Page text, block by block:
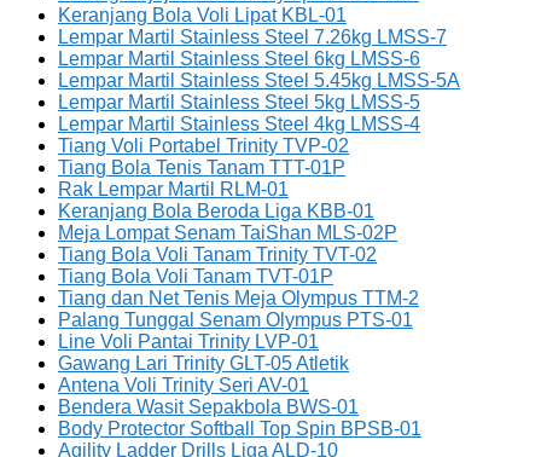
Keranjang Bola Voli Lipat KBL-01
Lempar Martil Stainless Steel 7.26kg LMSS-7
Lempar Martil Stainless Steel 6kg LMSS-6
Lempar Martil Stainless Steel 5.45kg LMSS-5A
Lempar Martil Stainless Steel 5kg LMSS-5
Lempar Martil Stainless Steel 4kg LMSS-4
Tiang Voli Portabel Trinity TVP-02
Tiang Bola Tenis Tanam TTT-01P
Rak Lempar Martil RLM-01
Keranjang Bola Beroda Liga KBB-01
Meja Lompat Senam TaiShan MLS-02P
Tiang Bola Voli Tanam Trinity TVT-02
Tiang Bola Voli Tanam TVT-01P
Tiang dan Net Tenis Meja Olympus TTM-2
Palang Tunggal Senam Olympus PTS-01
Line Voli Pantai Trinity LVP-01
Gawang Lari Trinity GLT-05 Atletik
Antena Voli Trinity Seri AV-01
Bendera Wasit Sepakbola BWS-01
Body Protector Softball Top Spin BPSB-01
Agility Ladder Drills Liga ALD-10